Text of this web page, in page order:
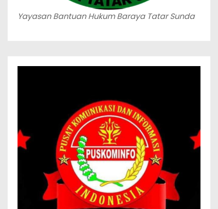
Yayasan Bantuan Hukum Baraya Tatar Sunda